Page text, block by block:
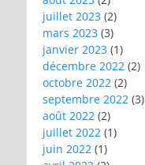
juillet 2023 (2)
mars 2023 (3)
janvier 2023 (1)
décembre 2022 (2)
octobre 2022 (2)
septembre 2022 (3)
août 2022 (2)
juillet 2022 (1)
juin 2022 (1)